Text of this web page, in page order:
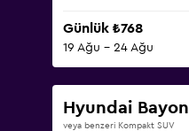
Günlük ₺768
19 Ağu - 24 Ağu
Hyundai Bayon
veya benzeri Kompakt SUV